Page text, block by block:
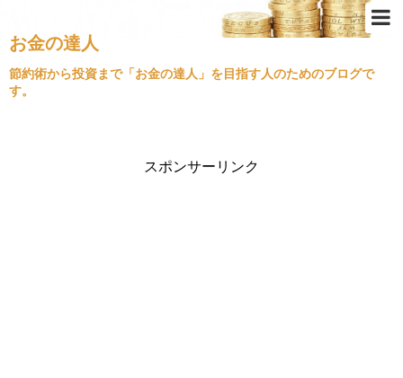
お金の達人
節約術から投資まで「お金の達人」を目指す人のためのブログで
す。
スポンサーリンク
節約術
クレジットカード